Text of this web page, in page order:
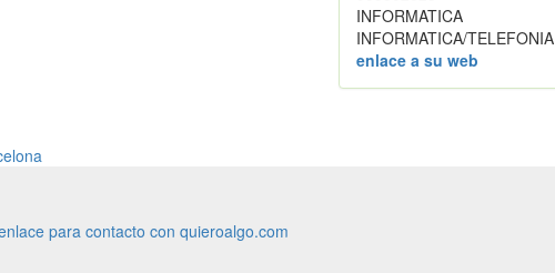
INFORMATICA
INFORMATICA/TELEFONIA
enlace a su web
para contacto con quieroalgo.com